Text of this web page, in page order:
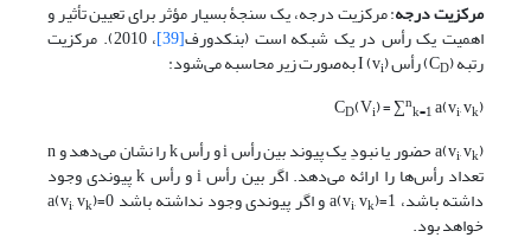
مرکزیت درجه: مرکزیت درجه، یک سنجۀ بسیار مؤثر برای تعیین تأثیر و
اهمیت یک رأس در یک شبکه است (بنکدورف[39] ، 2010). مرکزیت
رتبه (CD ) رأس I (v i) به‌صورت زیر محاسبه می‌شود:
CD(Vi) = ∑nk=1a(vi, vk)
a(vi, vk ) حضور یا نبودِ یک پیوند بین رأس i و رأس k را نشان می‌دهد و n
تعداد رأس‌ها را ارائه می‌دهد. اگر بین رأس i و رأس k پیوندی وجود
داشته باشد، 1=a(v i, vk) و اگر پیوندی وجود نداشته باشد 0=a(v i, vk)
خواهد بود.